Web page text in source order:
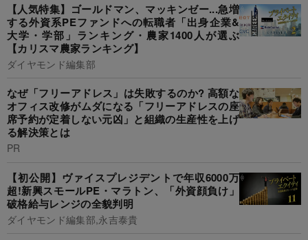
【人気特集】ゴールドマン、マッキンゼー...急増
する外資系PEファンドへの転職者「出身企業&
大学・学部」ランキング・農家1400人が選ぶ
【カリスマ農家ランキング】
ダイヤモンド編集部
なぜ「フリーアドレス」は失敗するのか? 高額な
オフィス改修がムダになる「フリーアドレスの座
席予約が定着しない元凶」と組織の生産性を上げ
る解決策とは
PR
【初公開】ヴァイスプレジデントで年収6000万
超!新興スモールPE・マラトン、「外資顔負け」
破格給与レンジの全貌判明
ダイヤモンド編集部,永吉泰貴